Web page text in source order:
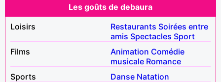
Les goûts de debaura
Loisirs
Restaurants Soirées entre
amis Spectacles Sport
Films
Animation Comédie
musicale Romance
Sports
Danse Natation